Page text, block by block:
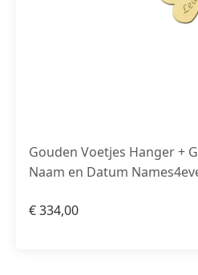
Gouden Voetjes Hanger +
Naam en Datum
€334,00